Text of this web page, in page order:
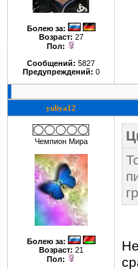
Болею за:
Возраст: 27
Пол:
Сообщений: 5827
Предупреждений: 0
yuliya12
Чемпион Мира
Болею за:
Возраст: 21
Пол: